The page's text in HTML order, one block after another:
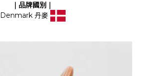
｜品牌國別｜
Denmark 丹麥